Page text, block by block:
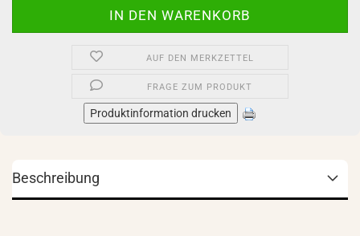
AUF DEN MERKZETTEL
FRAGE ZUM PRODUKT
Produktinformation drucken
Beschreibung